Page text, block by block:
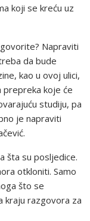
koji se kreću uz
Napraviti
da bude
kao u ovoj ulici,
koje će
studiju, pa
je napraviti
šta su posljedice.
otkloniti. Samo
što se
kraju razgovora za